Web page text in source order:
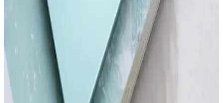
Akıllı Telefon ve Tabletlerde Dosya Temizleme ve
Performans Optimizasyonu
Akıllı telefon ve tabletlerde düzenli dosya temizliği, cihaz
performansını artırır ve depolama alanını genişletir. Güvenilir araçlar
ve doğru yöntemlerle gereksiz dosyalardan kurtulun.
Redmi'nin En Yeni Akıllı Telefon Modeli Hakkında
Güncel Bilgiler ve Beklentiler